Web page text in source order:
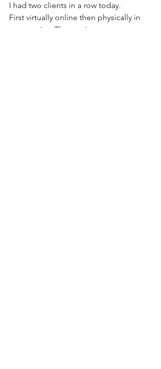
I had two clients in a row today.
First virtually online then physically in
my practice. The sessions were